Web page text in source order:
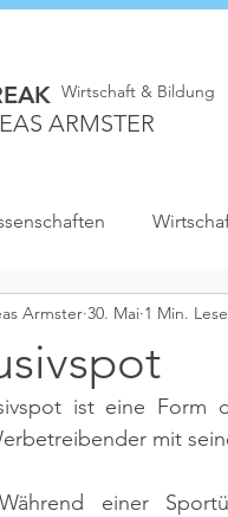
ARMSTER
Wirtschaft & Bildung
Armster 30. Mai 1 Min.
ist eine Form
mit
einer